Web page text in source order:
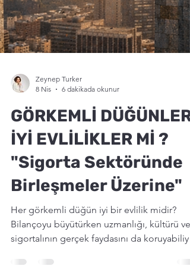
Zeynep Turker
8 Nis
6 dakikada okunur
GÖRKEMLİ DÜĞÜNLER,